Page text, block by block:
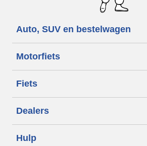
Auto, SUV en bestelwagen
Motorfiets
Fiets
Dealers
Hulp